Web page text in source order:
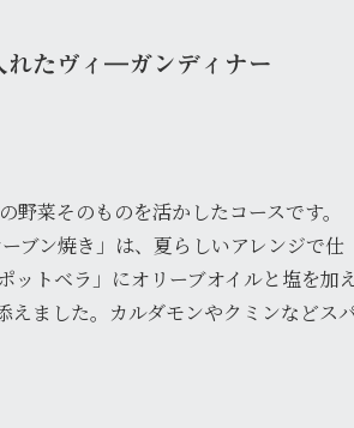
れたヴィ―ガンディナー
菜そのものを活かしたコースです。
ブン焼き」は、夏らしいアレンジで仕
ットベラ」にオリーブオイルと塩を加
えました。カルダモンやクミンなどス